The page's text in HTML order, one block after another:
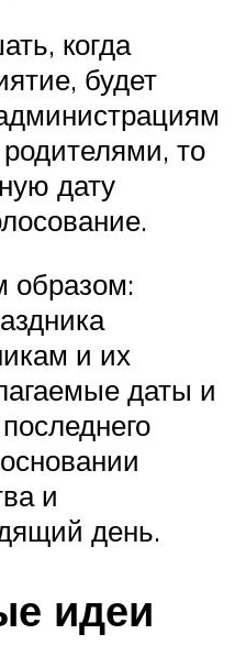
когда
будет
то
дату
образом:
и их
даты и
и
день.
идеи